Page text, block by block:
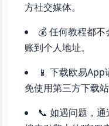
方社交媒体。
💰 任何教程都
账到个人地址。
📱 下载欧易
免使用第三方下载站
📞 如遇问题，